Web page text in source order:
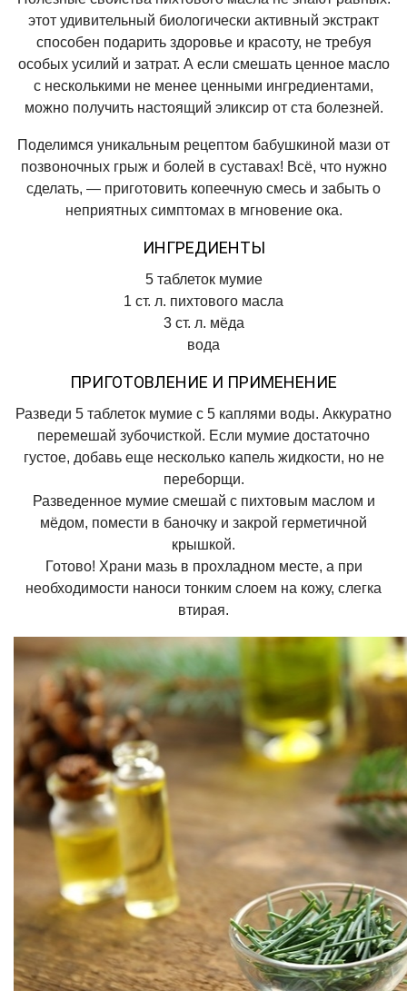
этот удивительный биологически активный экстракт
способен подарить здоровье и красоту, не требуя
особых усилий и затрат. А если смешать ценное масло
с несколькими не менее ценными ингредиентами,
можно получить настоящий эликсир от ста болезней.
Поделимся уникальным рецептом бабушкиной мази от
позвоночных грыж и болей в суставах! Всё, что нужно
сделать, — приготовить копеечную смесь и забыть о
неприятных симптомах в мгновение ока.
ИНГРЕДИЕНТЫ
5 таблеток мумие
1 ст. л. пихтового масла
3 ст. л. мёда
вода
ПРИГОТОВЛЕНИЕ И ПРИМЕНЕНИЕ
Разведи 5 таблеток мумие с 5 каплями воды. Аккуратно
перемешай зубочисткой. Если мумие достаточно
густое, добавь еще несколько капель жидкости, но не
переборщи.
Разведенное мумие смешай с пихтовым маслом и
мёдом, помести в баночку и закрой герметичной
крышкой.
Готово! Храни мазь в прохладном месте, а при
необходимости наноси тонким слоем на кожу, слегка
втирая.